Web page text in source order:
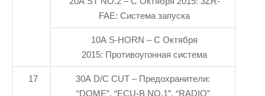
FAE: Система запуска
10A S-HORN – С Октября
2015: Противоугонная система
17
30A D/C CUT – Предохранители:
“DOME”, “ECU-B NO.1”, “RADIO”